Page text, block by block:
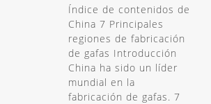
Índice de contenidos de
China 7 Principales
regiones de fabricación
de gafas Introducción
China ha sido un líder
mundial en la
fabricación de gafas. 7